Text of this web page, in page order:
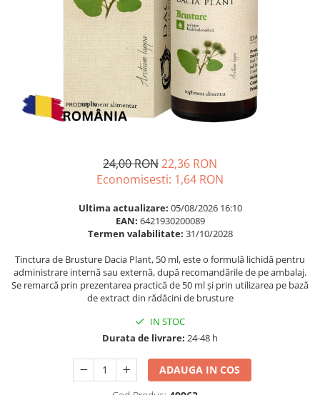
Par si unghii
Probiotice si prebiotice
Sanatate urinara
Somn stres si anxietate
Supliment Magneziu
Supliment Vitamina B
Supliment Vitamina D3
Balsam masca si tratament
Produse cu SPF Pentru Fata
Repelenti insecte
24,00 RON22,36 RON
Economisesti: 1,64 RON
Ultima actualizare: 05/08/2026 16:10
EAN: 6421930200089
Termen valabilitate: 31/10/2028
Tinctura de Brusture Dacia Plant, 50 ml, este o formulă lichidă pentru
administrare internă sau externă, după recomandările de pe ambalaj.
Se remarcă prin prezentarea practică de 50 ml și prin utilizarea pe bază
de extract din rădăcini de brusture
IN STOC
Durata de livrare: 24-48 h
ADAUGA IN COS